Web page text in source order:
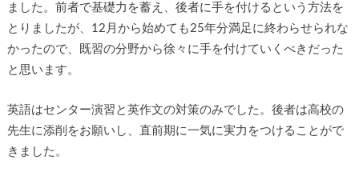
ました。前者で基礎力を蓄え、後者に手を付けるという方法を
とりましたが、12月から始めても25年分満足に終わらせられな
かったので、既習の分野から徐々に手を付けていくべきだった
と思います。
英語はセンター演習と英作文の対策のみでした。後者は高校の
先生に添削をお願いし、直前期に一気に実力をつけることがで
きました。